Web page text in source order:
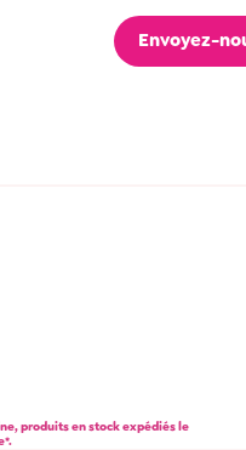
Envoyez-
produits en stock expédiés le